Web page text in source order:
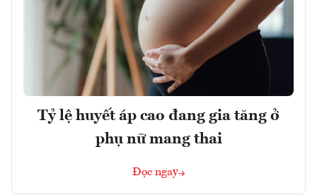
Tỷ lệ huyết áp cao đang gia tăng ở
phụ nữ mang thai
Đọc ngay